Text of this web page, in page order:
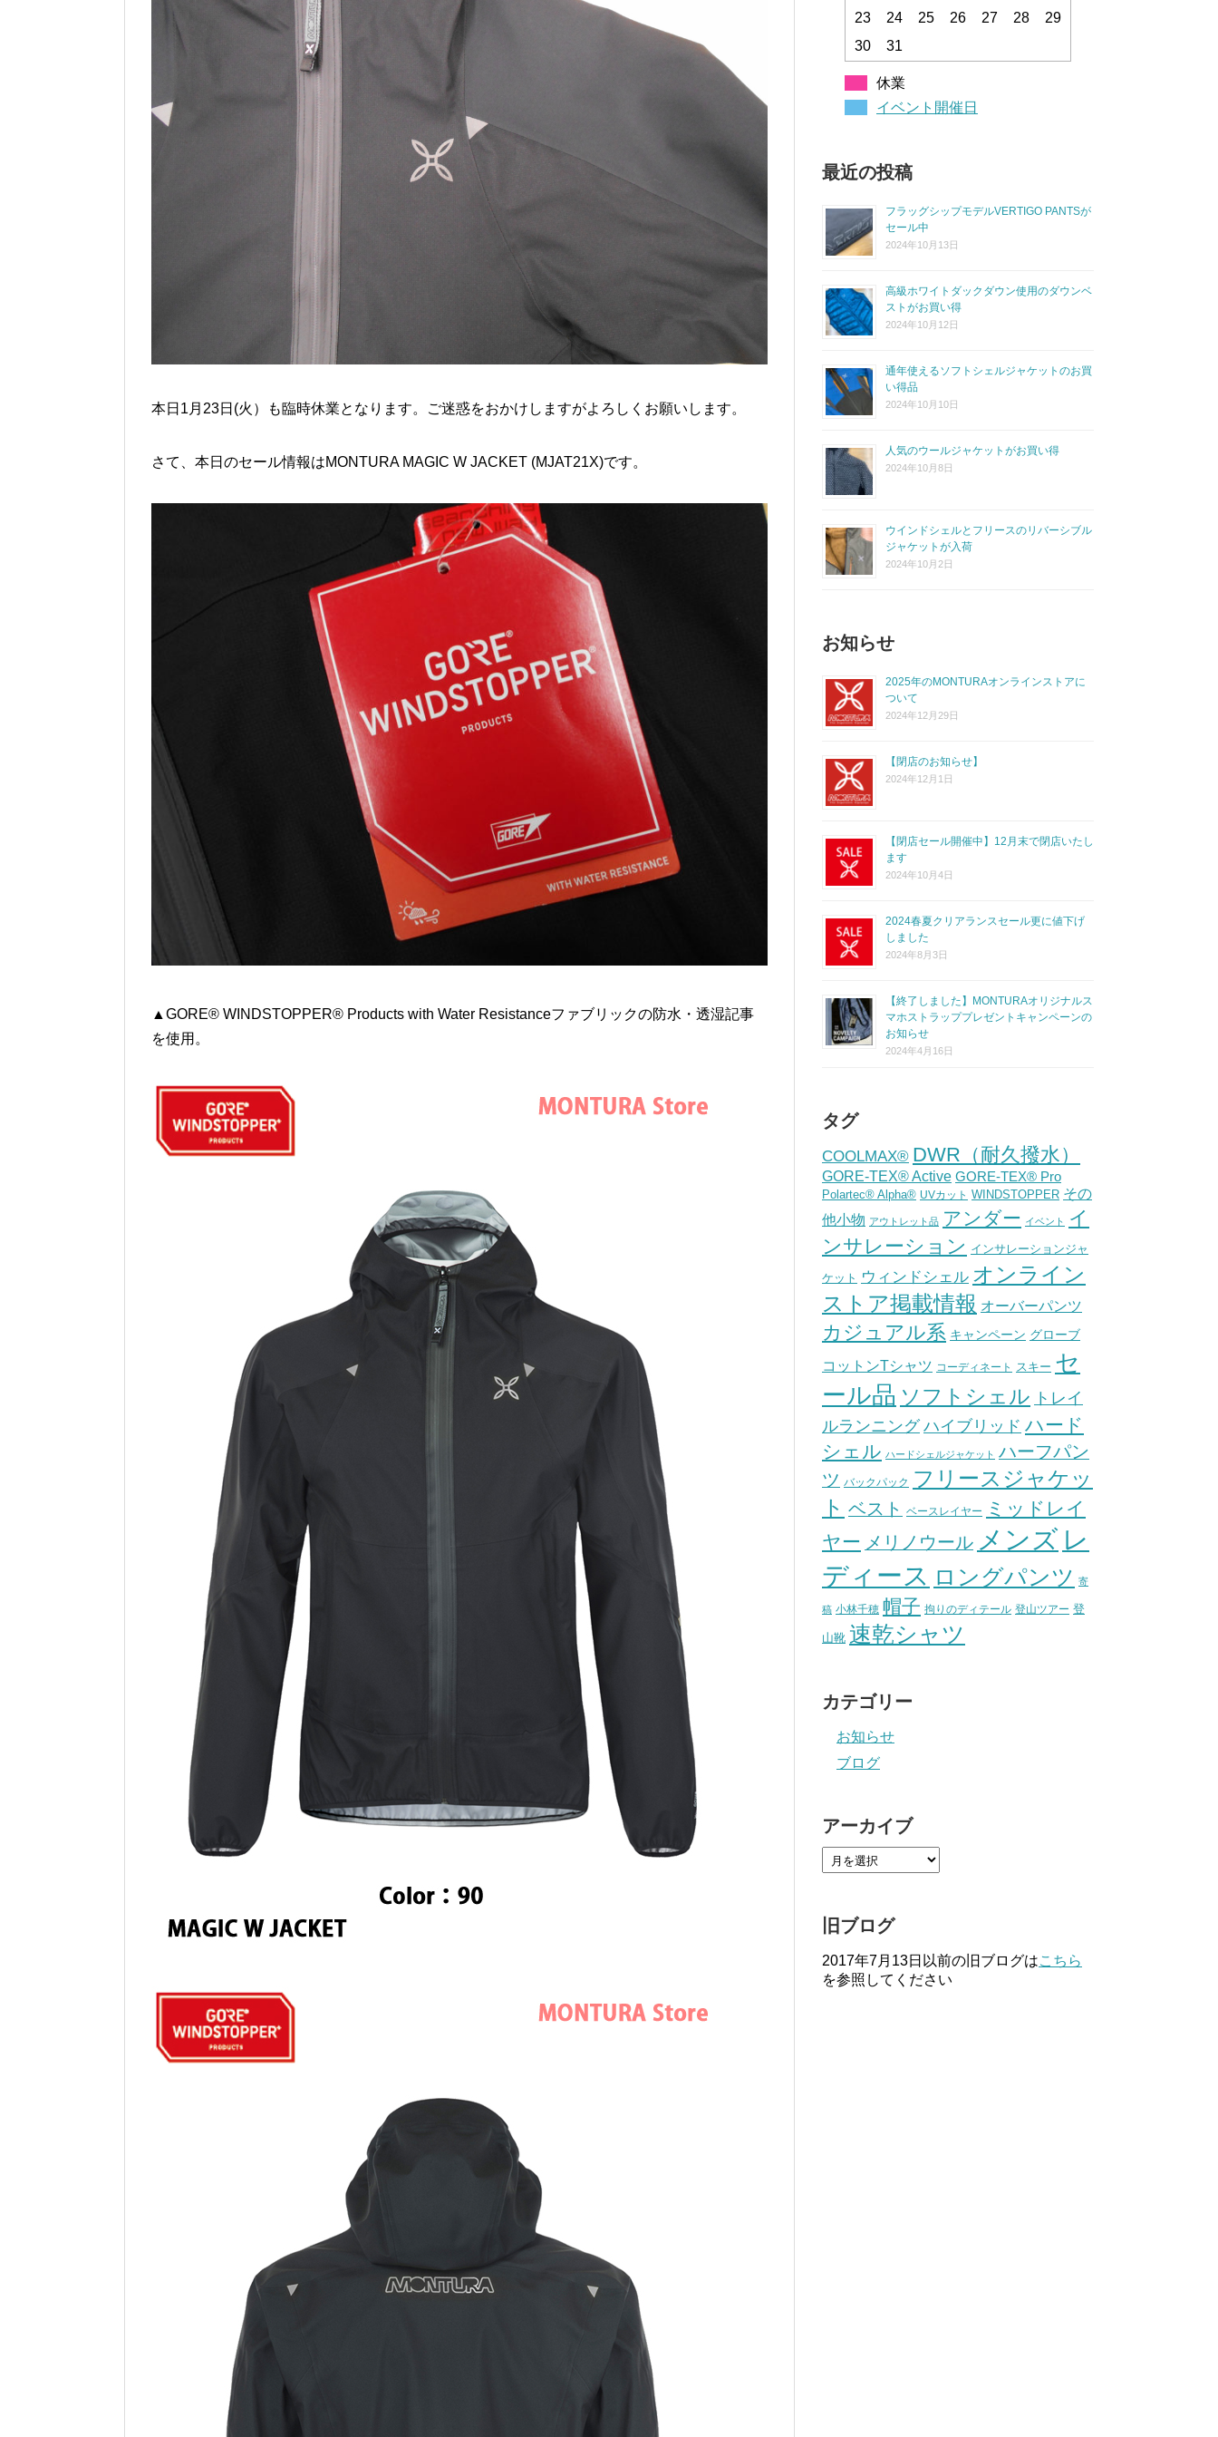
本日1月23日(火）も臨時休業となります。ご迷惑をおかけしますがよろしくお願いします。
さて、本日のセール情報はMONTURA MAGIC W JACKET (MJAT21X)です。
▲GORE® WINDSTOPPER® Products with Water Resistanceファブリックの防水・透湿記事
を使用。
23 24 25 26 27 28
29
30
31
休業
イベント開催日
最近の投稿
フラッグシップモデルVERTIGO PANTSが
セール中
2024年10月13日
高級ホワイトダックダウン使用のダウンベ
ストがお買い得
2024年10月12日
通年使えるソフトシェルジャケットのお買
い得品
2024年10月10日
人気のウールジャケットがお買い得
2024年10月8日
ウインドシェルとフリースのリバーシブル
ジャケットが入荷
2024年10月2日
お知らせ
2025年のMONTURAオンラインストアに
ついて
2024年12月29日
【閉店のお知らせ】
2024年12月1日
【閉店セール開催中】12月末で閉店いたし
ます
2024年10月4日
2024春夏クリアランスセール更に値下げ
しました
2024年8月3日
【終了しました】MONTURAオリジナルス
マホストラッププレゼントキャンペーンの
お知らせ
2024年4月16日
タグ
COOLMAX® DWR（耐久撥水）
GORE-TEX® Active GORE-TEX® Pro
Polartec® Alpha® UVカット WINDSTOPPER その
他小物 アウトレット品 アンダー イベント
イ
ンサレーション インサレーションジャ
ケット ウィンドシェル オンライン
ストア掲載情報 オーバーパンツ
カジュアル系 キャンペーン グローブ
コットンTシャツ コーディネート スキー セ
ール品 ソフトシェル トレイ
ルランニング ハイブリッド ハード
シェル ハードシェルジャケット ハーフパン
ツ バックパック
フリースジャケッ
ト ベスト ベースレイヤー
ミッドレイ
ヤー メリノウール メンズ レ
ディース ロングパンツ 寄
稿 小林千穂 帽子 拘りのディテール 登山ツアー 登
山靴 速乾シャツ
カテゴリー
お知らせ
ブログ
アーカイブ
旧ブログ
2017年7月13日以前の旧ブログはこちら
を参照してください